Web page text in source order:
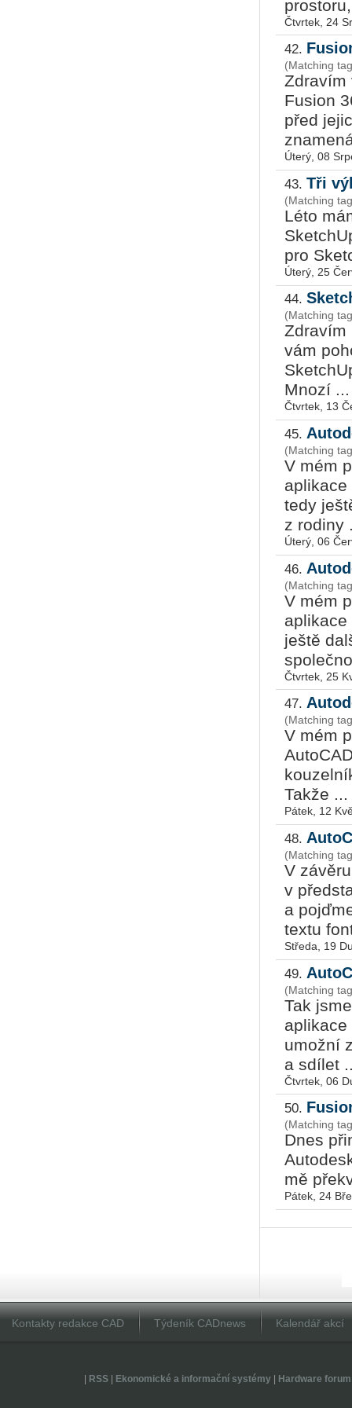
Čtvrtek, 24
42.
(Matching
Zdravím
Fusion
před
Úterý, 08
43. Tři
(Matching
Léto
pro
Úterý, 25
44.
(Matching
Zdravím
vám pohodové
Mnozí ...
Čtvrtek, 13
45.
(Matching
V mém
aplikace
tedy
z rodiny
Úterý, 06
46.
(Matching
V mém
aplikace
ještě
Čtvrtek, 25
47.
(Matching
V mém
Takže ...
Pátek, 12
48.
(Matching
V
v
a
textu
Středa, 19
49.
(Matching
Tak
aplikace
umožní
a sdílet
Čtvrtek, 06
50.
(Matching
Dnes
mě
Pátek, 24
Kontakty redakce CAD Týdeník CADnews Kalendář akcí
RSS| Ekonomické a informační systémy| Hardware forum